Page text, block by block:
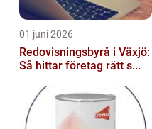
01 juni 2026
Redovisningsbyrå i Växjö:
Så hittar företag rätt s...